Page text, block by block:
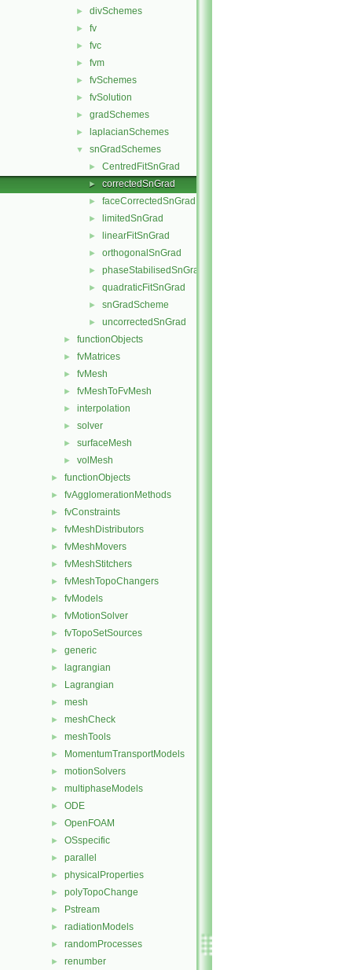
► divSchemes
► fv
► fvc
► fvm
► fvSchemes
► fvSolution
► gradSchemes
► laplacianSchemes
▼ snGradSchemes
► CentredFitSnGrad
► correctedSnGrad
► faceCorrectedSnGrad
► limitedSnGrad
► linearFitSnGrad
► orthogonalSnGrad
► phaseStabilisedSnGrad
► quadraticFitSnGrad
► snGradScheme
► uncorrectedSnGrad
► functionObjects
► fvMatrices
► fvMesh
► fvMeshToFvMesh
► interpolation
► solver
► surfaceMesh
► volMesh
► functionObjects
► fvAgglomerationMethods
► fvConstraints
► fvMeshDistributors
► fvMeshMovers
► fvMeshStitchers
► fvMeshTopoChangers
► fvModels
► fvMotionSolver
► fvTopoSetSources
► generic
► lagrangian
► Lagrangian
► mesh
► meshCheck
► meshTools
► MomentumTransportModels
► motionSolvers
► multiphaseModels
► ODE
► OpenFOAM
► OSspecific
► parallel
► physicalProperties
► polyTopoChange
► Pstream
► radiationModels
► randomProcesses
► renumber